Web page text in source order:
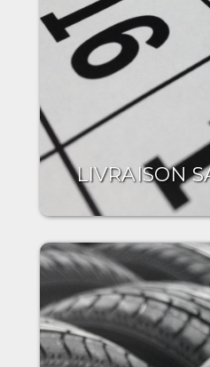
LIVRAISON